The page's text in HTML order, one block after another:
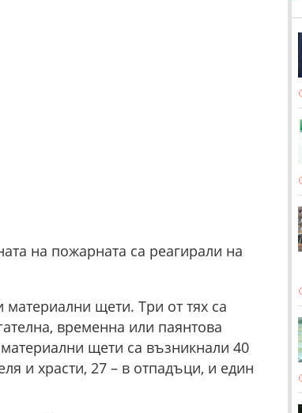
на пожарната са реагирали на
щети. Три от тях са
временна или паянтова
щети са възникнали 40
и храсти, 27 – в отпадъци, и един